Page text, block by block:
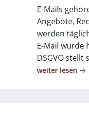
E-Mails
Angebote,
werden
E-Mail
DSGVO stellt
weiter lesen